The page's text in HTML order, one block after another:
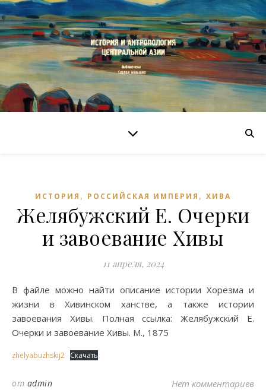
ИСТОРИЯ , РОССИЙСКАЯ ИМПЕРИЯ , ХИВА
Желябужский Е. Очерки
и завоевание Хивы
11 апреля, 2024
В файле можно найти описание истории Хорезма и
жизни в Хивинском ханстве, а также истории
завоевания Хивы. Полная ссылка: Желябужский Е.
Очерки и завоевание Хивы. М., 1875
zhelyabuzhskij2 Скачать
от admin Нет комментариев